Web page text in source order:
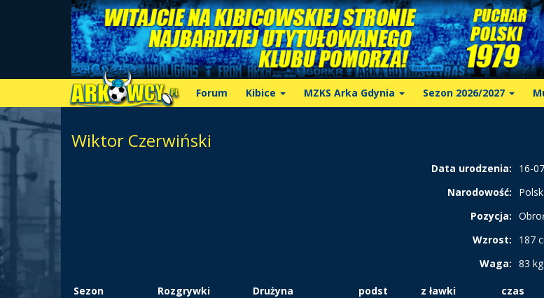
Forum Kibice MZKS Arka Gdynia Sezon 2026/2027
Wiktor Czerwiński
Data urodzenia:
16-
Narodowość:
Pozycja:
Wzrost:
187
Waga: 83 kg
Sezon Rozgrywki Drużyna podst z ławki
czas